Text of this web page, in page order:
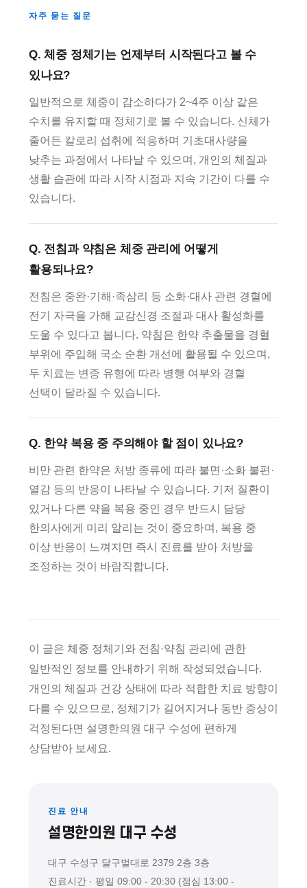
자주 묻는 질문
Q. 체중 정체기는 언제부터 시작된다고 볼 수
있나요?
일반적으로 체중이 감소하다가 2~4주 이상 같은
수치를 유지할 때 정체기로 볼 수 있습니다. 신체가
줄어든 칼로리 섭취에 적응하며 기초대사량을
낮추는 과정에서 나타날 수 있으며, 개인의 체질과
생활 습관에 따라 시작 시점과 지속 기간이 다를 수
있습니다.
Q. 전침과 약침은 체중 관리에 어떻게
활용되나요?
전침은 중완·기해·족삼리 등 소화·대사 관련 경혈에
전기 자극을 가해 교감신경 조절과 대사 활성화를
도울 수 있다고 봅니다. 약침은 한약 추출물을 경혈
부위에 주입해 국소 순환 개선에 활용될 수 있으며,
두 치료는 변증 유형에 따라 병행 여부와 경혈
선택이 달라질 수 있습니다.
Q. 한약 복용 중 주의해야 할 점이 있나요?
비만 관련 한약은 처방 종류에 따라 불면·소화 불편·
열감 등의 반응이 나타날 수 있습니다. 기저 질환이
있거나 다른 약을 복용 중인 경우 반드시 담당
한의사에게 미리 알리는 것이 중요하며, 복용 중
이상 반응이 느껴지면 즉시 진료를 받아 처방을
조정하는 것이 바람직합니다.
이 글은 체중 정체기와 전침·약침 관리에 관한
일반적인 정보를 안내하기 위해 작성되었습니다.
개인의 체질과 건강 상태에 따라 적합한 치료 방향이
다를 수 있으므로, 정체기가 길어지거나 동반 증상이
걱정된다면 설명한의원 대구 수성에 편하게
상담받아 보세요.
진료 안내
설명한의원 대구 수성
대구 수성구 달구벌대로 2379 2층 3층
진료시간 · 평일 09:00 - 20:30 (점심 13:00 -